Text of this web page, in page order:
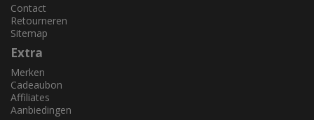
Contact
Retourneren
Sitemap
Extra
Merken
Cadeaubon
Affiliates
Aanbiedingen